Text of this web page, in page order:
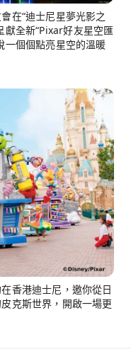
在“迪士尼星夢光影之
獻全新“Pixar好友星空匯
一個個點亮星空的溫暖
香港迪士尼，邀你從日
克斯世界，開啟一場更